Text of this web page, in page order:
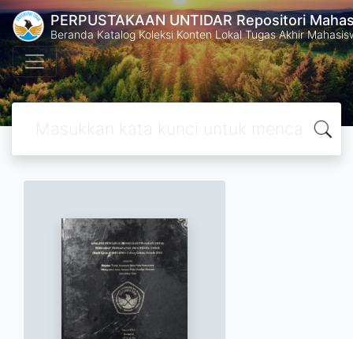
PERPUSTAKAAN UNTIDAR Repositori
Beranda Katalog Koleksi Konten Lokal Tugas Akhir